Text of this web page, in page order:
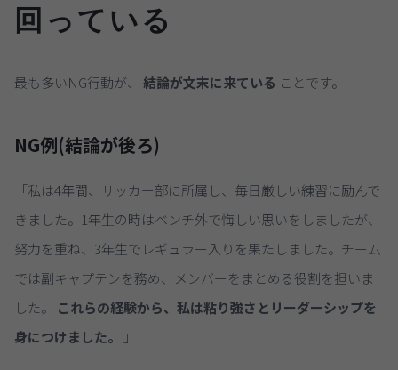
回っている
最も多いNG行動が、 結論が文末に来ている ことです。
NG例(結論が後ろ)
「私は4年間、サッカー部に所属し、毎日厳しい練習に励んで
きました。1年生の時はベンチ外で悔しい思いをしましたが、
努力を重ね、3年生でレギュラー入りを果たしました。チーム
では副キャプテンを務め、メンバーをまとめる役割を担いま
した。 これらの経験から、私は粘り強さとリーダーシップを
身につけました。
」